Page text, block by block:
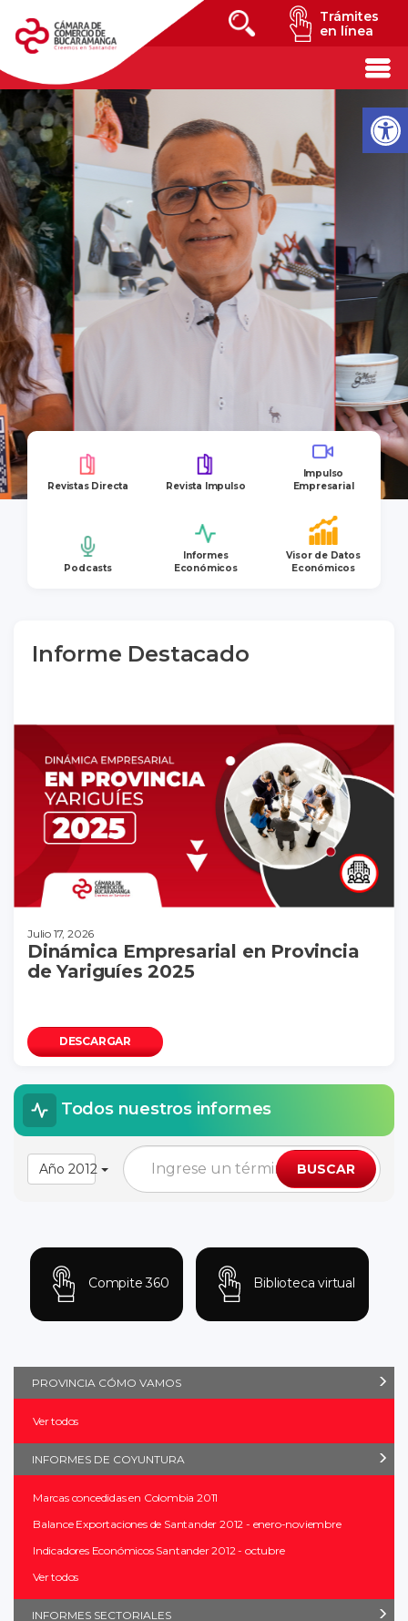
Trámites
en línea
Revistas Directa Revista Impulso
Impulso
Empresarial
Podcasts
Informes
Económicos
Visor de Datos
Económicos
Informe Destacado
Julio 17, 2026
Dinámica Empresarial en Provincia
de Yariguíes 2025
DESCARGAR
Todos nuestros informes
Año 2012 BUSCAR
Compite 360 Biblioteca virtual
PROVINCIA CÓMO VAMOS
Ver todos
INFORMES DE COYUNTURA
Marcas concedidas en Colombia 2011
Balance Exportaciones de Santander 2012 - enero-noviembre
Indicadores Económicos Santander 2012 - octubre
Ver todos
INFORMES SECTORIALES